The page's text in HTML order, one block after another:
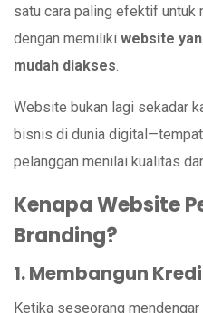
satu cara paling efektif untuk
dengan memiliki website
mudah diakses
Website bukan lagi sekadar
bisnis di dunia
pelanggan menilai kualitas
Kenapa Website
Branding?
1. Membangun
Ketika seseorang mendengar